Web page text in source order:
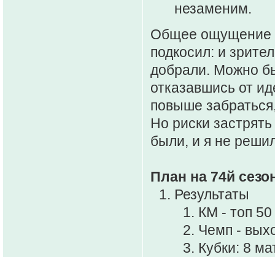
незаменим.
Общее ощущение
подкосил: и
добрали. Можно
отказавшись от
повыше
Но риски
были, и я не
План на 74й
Результаты
КМ - топ
Чемп -
Кубки: 8